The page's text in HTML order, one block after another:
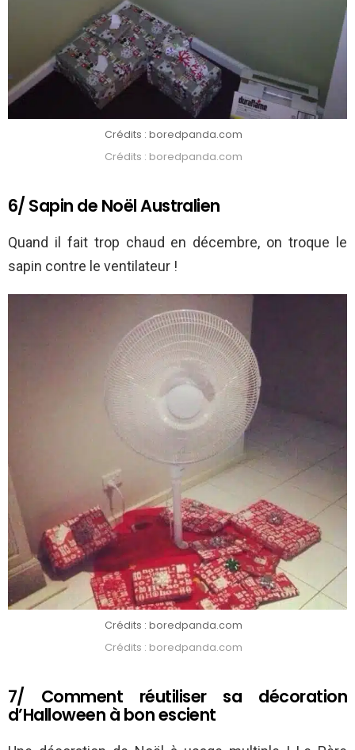
Crédits : boredpanda.com
Crédits : boredpanda.com
6/ Sapin de Noël Australien
Quand il fait trop chaud en décembre, on troque le
sapin contre le ventilateur !
Crédits : boredpanda.com
Crédits : boredpanda.com
7/ Comment réutiliser sa décoration
d’Halloween à bon escient